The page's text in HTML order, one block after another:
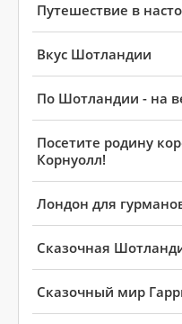
Путешествие в
Вкус Шотландии
По Шотландии - на
Посетите родину
Корнуолл!
Лондон для
Сказочная
Сказочный мир